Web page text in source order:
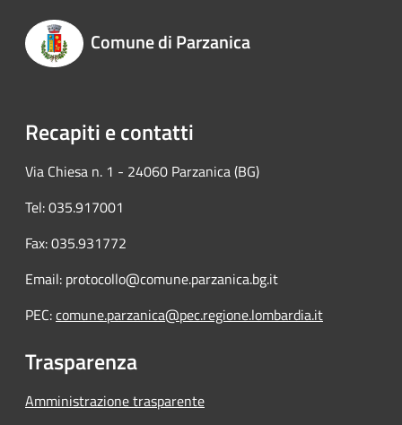
Comune di Parzanica
Recapiti e contatti
Via Chiesa n. 1 - 24060 Parzanica (BG)
Tel: 035.917001
Fax: 035.931772
Email: protocollo@comune.parzanica.bg.it
PEC:comune.parzanica@pec.regione.lombardia.it
Trasparenza
Amministrazione trasparente